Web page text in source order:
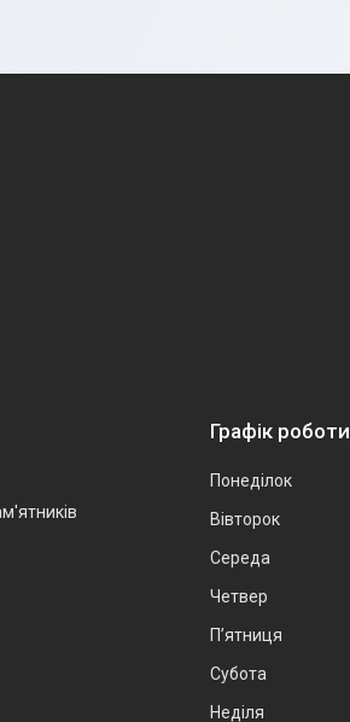
Графік роботи
Понеділок
Вівторок
Середа
Четвер
Пʼятниця
Субота
Неділя